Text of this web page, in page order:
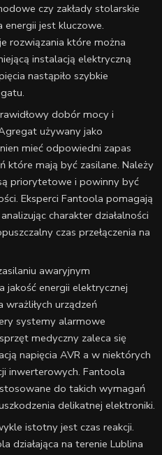
czy zakłady stolarskie
energii jest kluczowe.
rozwiązania które można
instalacją elektryczną
nastąpiło szybkie
dobór mocy i
używany jako
mieć odpowiedni zapas
które mają być zasilane. Należy
priorytetowe i powinny być
Eksperci Fantoola pomagają
charakter działalności
czas przełączenia na
awaryjnym
jakość energii elektrycznej
urządzeń
systemy alarmowe
medyczny zaleca się
napięcia AVR a w niektórych
inwerterowych. Fantoola
do takich wymagań
delikatnej elektroniki.
istotny jest czas reakcji.
działająca na terenie Lublina